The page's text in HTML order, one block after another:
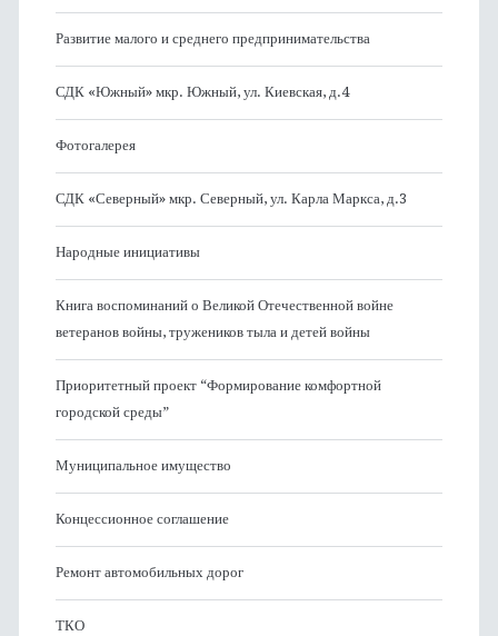
Развитие малого и среднего предпринимательства
СДК «Южный» мкр. Южный, ул. Киевская, д.4
Фотогалерея
СДК «Северный» мкр. Северный, ул. Карла Маркса, д.3
Народные инициативы
Книга воспоминаний о Великой Отечественной войне
ветеранов войны, тружеников тыла и детей войны
Приоритетный проект “Формирование комфортной
городской среды”
Муниципальное имущество
Концессионное соглашение
Ремонт автомобильных дорог
ТКО